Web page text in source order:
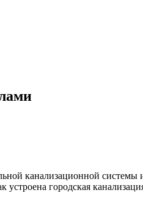
канализационной системы
городская